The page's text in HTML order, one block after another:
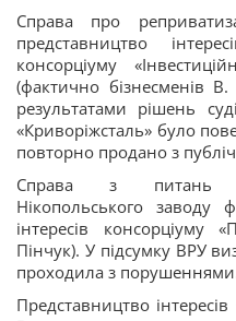
Справа про
представництво
консорціуму
(фактично бізнесменів
результатами рішень
«Криворіжсталь» було
повторно продано з
Справа з питань
Нікопольського заводу
інтересів консорціуму
Пінчук). У підсумку ВРУ
проходила з
Представництво